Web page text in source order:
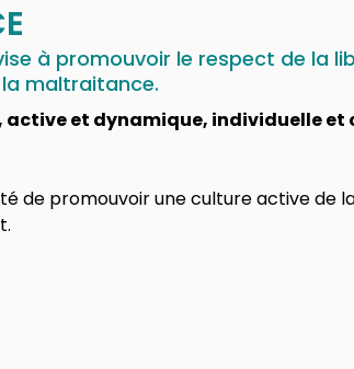
à promouvoir le respect de la
maltraitance.
active et dynamique, individuelle
de promouvoir une culture active de